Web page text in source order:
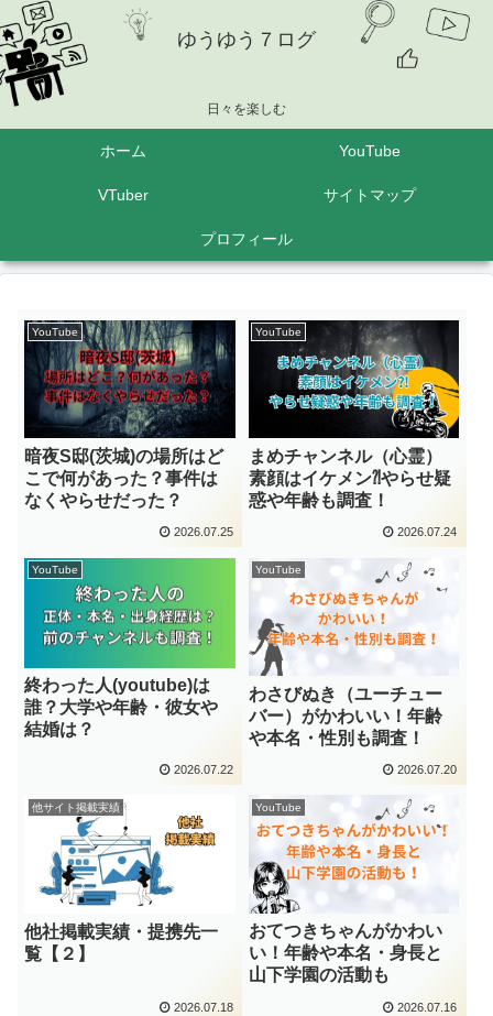
ゆうゆう７ログ
日々を楽しむ
ホーム YouTube
VTuber サイトマップ
プロフィール
YouTube
暗夜S邸(茨城)の場所はど
こで何があった？事件は
なくやらせだった？
2026.07.25
YouTube
まめチャンネル（心霊）
素顔はイケメン⁈やらせ疑
惑や年齢も調査！
2026.07.24
YouTube
終わった人(youtube)は
誰？大学や年齢・彼女や
結婚は？
2026.07.22
YouTube
わさびぬき（ユーチュー
バー）がかわいい！年齢
や本名・性別も調査！
2026.07.20
他サイト掲載実績
他社掲載実績・提携先一
覧【２】
2026.07.18
YouTube
おてつきちゃんがかわい
い！年齢や本名・身長と
山下学園の活動も
2026.07.16